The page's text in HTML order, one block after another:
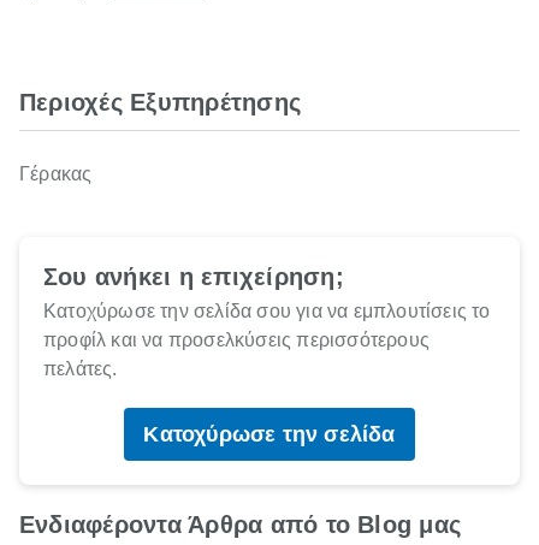
Περιοχές Εξυπηρέτησης
Γέρακας
Σου ανήκει η επιχείρηση;
Κατοχύρωσε την σελίδα σου για να εμπλουτίσεις το
προφίλ και να προσελκύσεις περισσότερους
πελάτες.
Κατοχύρωσε την σελίδα
Ενδιαφέροντα Άρθρα από το Blog μας